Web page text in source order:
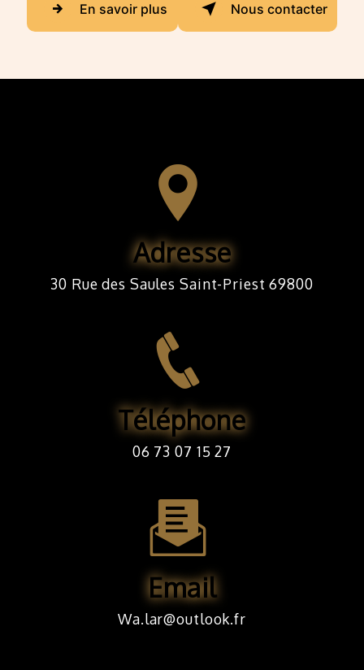
En savoir plus Nous contacter
Adresse
30 Rue des Saules Saint-Priest 69800
Téléphone
06 73 07 15 27
Email
wa.lar@outlook.fr